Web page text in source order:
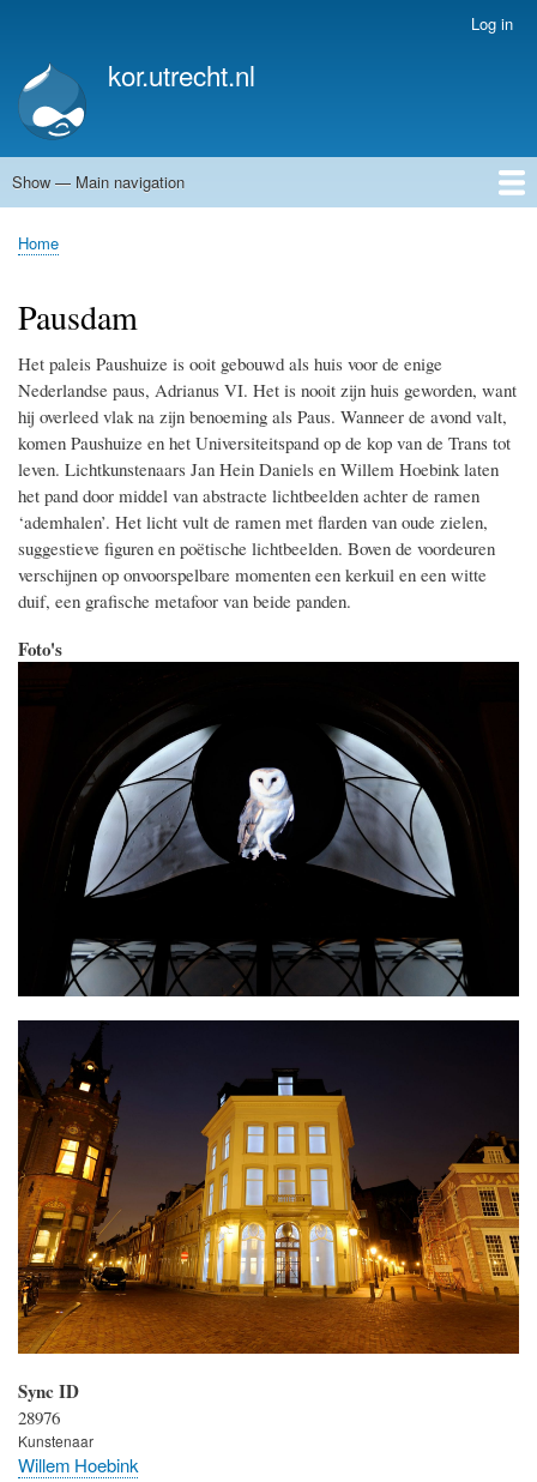
account
menu
Log in
kor.utrecht.nl
Main
Show — Main navigation
Home
Kunstwerken
Actueel
Routes
Breadcrumb
Home
Pausdam
Het paleis Paushuize is ooit gebouwd als huis voor de enige
Nederlandse paus, Adrianus VI. Het is nooit zijn huis geworden, want
hij overleed vlak na zijn benoeming als Paus. Wanneer de avond valt,
komen Paushuize en het Universiteitspand op de kop van de Trans tot
leven. Lichtkunstenaars Jan Hein Daniels en Willem Hoebink laten
het pand door middel van abstracte lichtbeelden achter de ramen
‘ademhalen’. Het licht vult de ramen met flarden van oude zielen,
suggestieve figuren en poëtische lichtbeelden. Boven de voordeuren
verschijnen op onvoorspelbare momenten een kerkuil en een witte
duif, een grafische metafoor van beide panden.
Foto's
Sync ID
28976
Kunstenaar
Willem Hoebink